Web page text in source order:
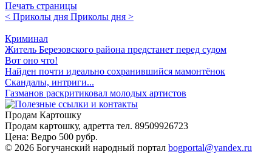
Печать страницы
< Приколы дня Приколы дня >
Криминал
Житель Березовского района предстанет перед судом
Вот оно что!
Найден почти идеально сохранившийся мамонтёнок
Скандалы, интриги...
Газманов раскритиковал молодых артистов
Продам Картошку
Продам картошку, адретта тел. 89509926723
Цена: Ведро 500 рубр.
© 2026 Богучанский народный портал bogportal@yandex.ru